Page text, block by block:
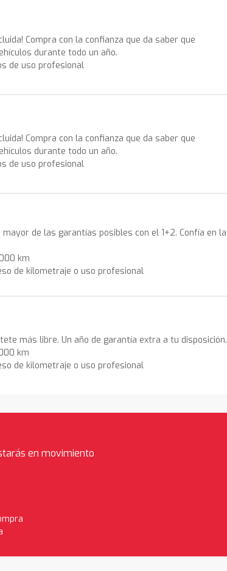
Compra con la confianza que da saber que
durante todo un año.
de uso profesional
Compra con la confianza que da saber que
durante todo un año.
de uso profesional
de las garantías posibles con el 1+2. Confía en la
km
de kilometraje o uso profesional
más libre. Un año de garantía extra a tu disposición.
km
de kilometraje o uso profesional
en movimiento